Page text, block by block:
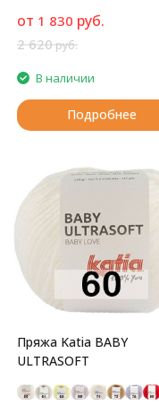
от 1 830 руб.
2 620руб.
В наличии
Подробнее
Пряжа Katia BABY
ULTRASOFT